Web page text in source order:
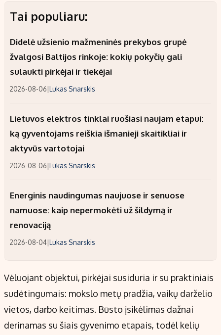
Tai populiaru:
Didelė užsienio mažmeninės prekybos grupė
žvalgosi Baltijos rinkoje: kokių pokyčių gali
sulaukti pirkėjai ir tiekėjai
2026-08-06|Lukas Snarskis
Lietuvos elektros tinklai ruošiasi naujam etapui:
ką gyventojams reiškia išmanieji skaitikliai ir
aktyvūs vartotojai
2026-08-06|Lukas Snarskis
Energinis naudingumas naujuose ir senuose
namuose: kaip nepermokėti už šildymą ir
renovaciją
2026-08-04|Lukas Snarskis
Vėluojant objektui, pirkėjai susiduria ir su praktiniais
sudėtingumais: mokslo metų pradžia, vaikų darželio
vietos, darbo keitimas. Būsto įsikėlimas dažnai
derinamas su šiais gyvenimo etapais, todėl kelių